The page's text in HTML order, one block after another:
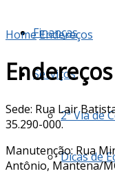
Finanças
Serviços
2ª Via de
Dicas de
HomeEndereços
Endereços
Sede: Rua Lair
35.290-000.
Manutenção: Rua
Antônio, Mantena/